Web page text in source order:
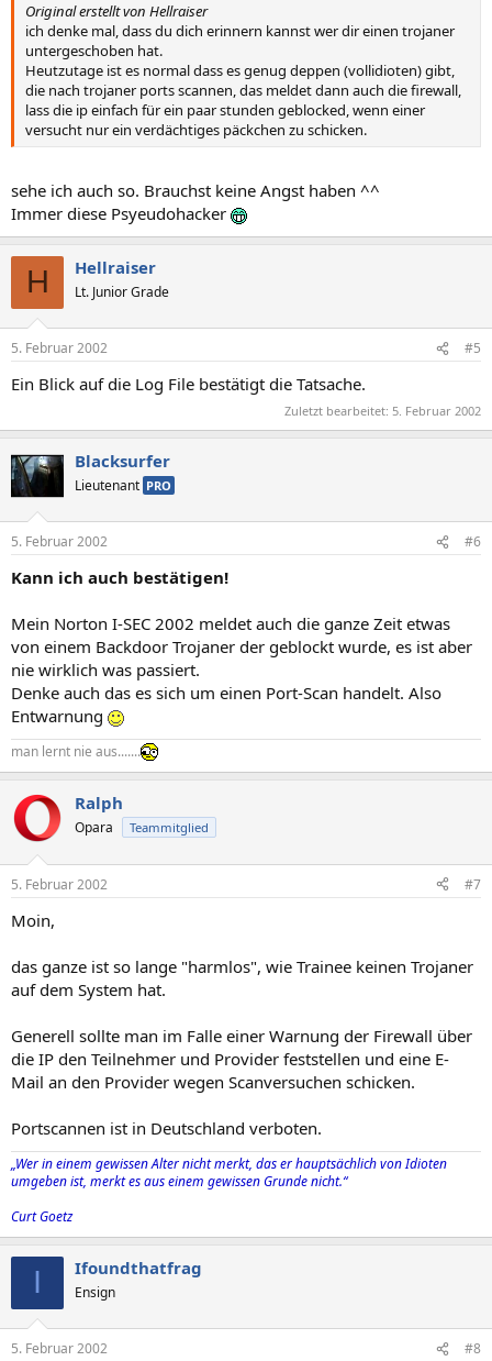
Original erstellt von Hellraiser
ich denke mal, dass du dich erinnern kannst wer dir einen trojaner
untergeschoben hat.
Heutzutage ist es normal dass es genug deppen (vollidioten) gibt,
die nach trojaner ports scannen, das meldet dann auch die firewall,
lass die ip einfach für ein paar stunden geblocked, wenn einer
versucht nur ein verdächtiges päckchen zu schicken.
sehe ich auch so. Brauchst keine Angst haben ^^
Immer diese Psyeudohacker
H Hellraiser
Lt. Junior Grade
5. Februar 2002 #5
Ein Blick auf die Log File bestätigt die Tatsache.
Zuletzt bearbeitet: 5. Februar 2002
Blacksurfer
Lieutenant PRO
5. Februar 2002 #6
Kann ich auch bestätigen!
Mein Norton I-SEC 2002 meldet auch die ganze Zeit etwas
von einem Backdoor Trojaner der geblockt wurde, es ist aber
nie wirklich was passiert.
Denke auch das es sich um einen Port-Scan handelt. Also
Entwarnung
man lernt nie aus.......
Ralph
Opara Teammitglied
5. Februar 2002 #7
Moin,
das ganze ist so lange "harmlos", wie Trainee keinen Trojaner
auf dem System hat.
Generell sollte man im Falle einer Warnung der Firewall über
die IP den Teilnehmer und Provider feststellen und eine E-
Mail an den Provider wegen Scanversuchen schicken.
Portscannen ist in Deutschland verboten.
„Wer in einem gewissen Alter nicht merkt, das er hauptsächlich von Idioten
umgeben ist, merkt es aus einem gewissen Grunde nicht.“
Curt Goetz
I Ifoundthatfrag
Ensign
5. Februar 2002 #8